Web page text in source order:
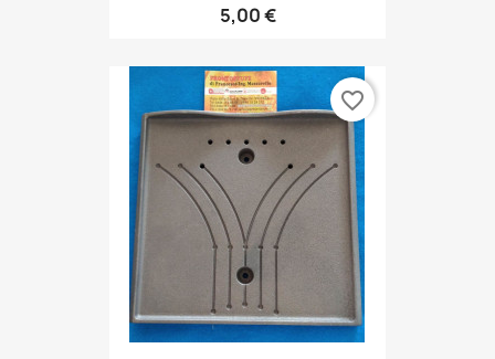
5,00 €
favorite_border